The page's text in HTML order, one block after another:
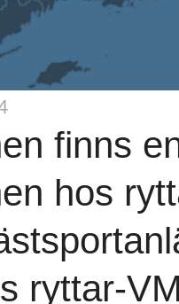
finns
hos
ryttar-